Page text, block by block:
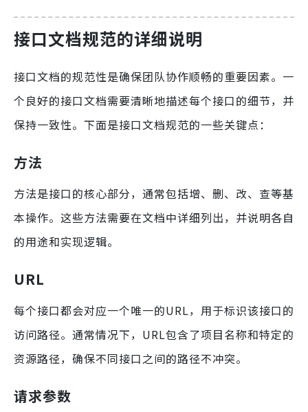
接口文档规范的详细说明
接口文档的规范性是确保团队协作顺畅的重要因素。一
个良好的接口文档需要清晰地描述每个接口的细节，并
保持一致性。下面是接口文档规范的一些关键点：
方法
方法是接口的核心部分，通常包括增、删、改、查等基
本操作。这些方法需要在文档中详细列出，并说明各自
的用途和实现逻辑。
URL
每个接口都会对应一个唯一的URL，用于标识该接口的
访问路径。通常情况下，URL包含了项目名称和特定的
资源路径，确保不同接口之间的路径不冲突。
请求参数